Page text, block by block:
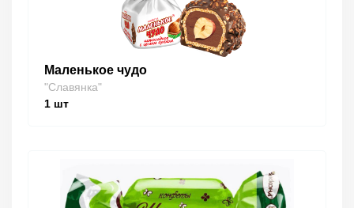
Маленькое чудо
"Славянка"
1 шт